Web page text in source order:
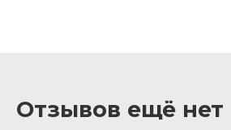
Отзывов ещё нет